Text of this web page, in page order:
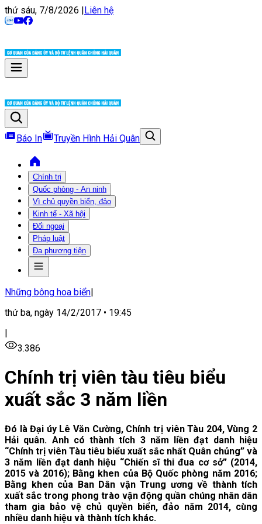
thứ sáu, 7/8/2026 |Liên hệ
Báo In Truyền Hình Hải Quân
Chính trị
Quốc phòng - An ninh
Vì chủ quyền biển, đảo
Kinh tế - Xã hội
Đối ngoại
Pháp luật
Đa phương tiện
Những bông hoa biển|
thứ ba, ngày 14/2/2017 • 19:45
|
3.386
Chính trị viên tàu tiêu biểu
xuất sắc 3 năm liền
Đó là Đại úy Lê Văn Cường, Chính trị viên Tàu 204, Vùng 2
Hải quân. Anh có thành tích 3 năm liền đạt danh hiệu
“Chính trị viên Tàu tiêu biểu xuất sắc nhất Quân chủng” và
3 năm liền đạt danh hiệu “Chiến sĩ thi đua cơ sở” (2014,
2015 và 2016); Bằng khen của Bộ Quốc phòng năm 2016;
Bằng khen của Ban Dân vận Trung ương về thành tích
xuất sắc trong phong trào vận động quần chúng nhân dân
tham gia bảo vệ chủ quyền biển, đảo năm 2014, cùng
nhiều danh hiệu và thành tích khác.